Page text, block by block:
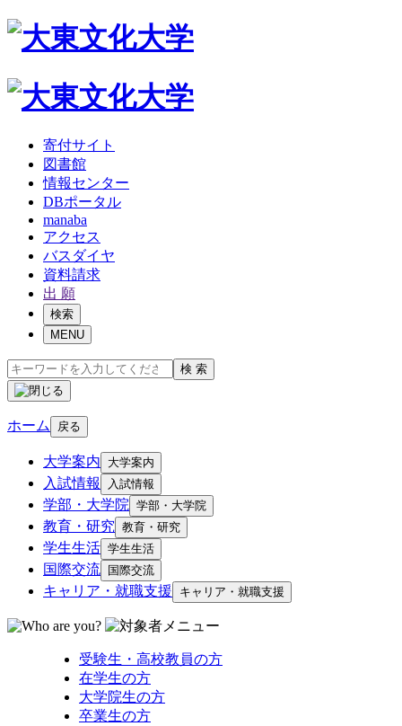
寄付サイト
図書館
情報センター
DBポータル
manaba
アクセス
バスダイヤ
資料請求
出 願
検索
MENU
検 索
ホーム 戻る
大学案内 大学案内
入試情報 入試情報
学部・大学院 学部・大学院
教育・研究 教育・研究
学生生活 学生生活
国際交流 国際交流
キャリア・就職支援 キャリア・就職支援
受験生・高校教員の方
在学生の方
大学院生の方
卒業生の方